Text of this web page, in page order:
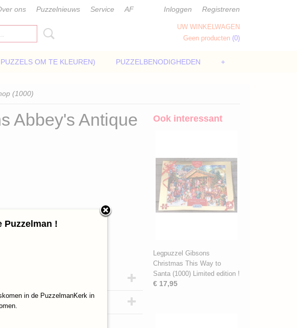
ons Puzzelnieuws Service AF Inloggen Registreren
UW WINKELWAGEN
Geen producten (0)
OM TE KLEUREN) PUZZELBENODIGHEDEN +
(1000)
Abbey's Antique
Gibsons-6303
5012269063035
Ook interessant
Legpuzzel Gibsons
Christmas This Way to
Santa (1000) Limited edition !
€ 17,95
Puzzelman !
in de PuzzelmanKerk in